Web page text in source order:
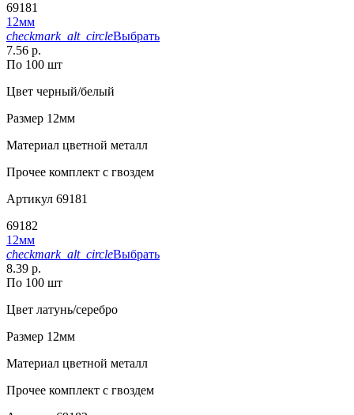
69181
12мм
checkmark_alt_circleВыбрать
7.56 р.
По 100 шт
Цвет черный/белый
Размер 12мм
Материал цветной металл
Прочее комплект с гвоздем
Артикул 69181
69182
12мм
checkmark_alt_circleВыбрать
8.39 р.
По 100 шт
Цвет латунь/серебро
Размер 12мм
Материал цветной металл
Прочее комплект с гвоздем